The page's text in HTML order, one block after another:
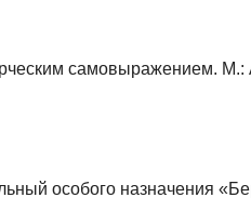
самовыражением.
особого назначения